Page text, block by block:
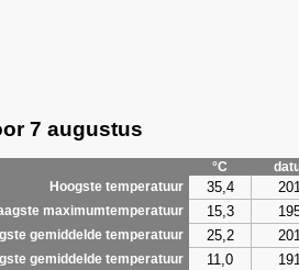
7 augustus
°C
Hoogste temperatuur
35,4
maximumtemperatuur 15,3
gemiddelde temperatuur 25,2
gemiddelde temperatuur 11,0